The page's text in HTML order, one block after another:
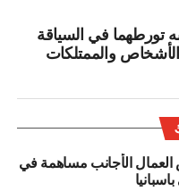
تورطهما في السياقة
والممتلكات
العمال الأجانب مساهمة في